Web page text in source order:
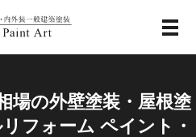
メ
場の外壁塗装・屋根塗
フォーム ペイント・